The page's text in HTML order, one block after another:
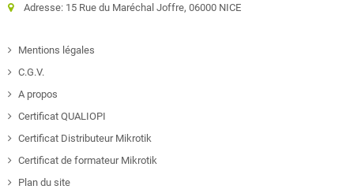
Adresse: 15 Rue du Maréchal Joffre, 06000 NICE
Mentions légales
C.G.V.
A propos
Certificat QUALIOPI
Certificat Distributeur Mikrotik
Certificat de formateur Mikrotik
Plan du site